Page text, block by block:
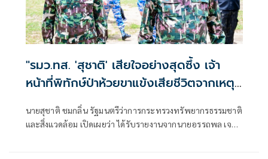
"รมว.ทส. 'สุชาติ' เสียใจอย่างสุดซึ้ง เจ้า
หน้าที่พิทักษ์ป่าห้วยขาแข้งเสียชีวิตจากเหตุ
ถูกสัตว์ป่าทำร้าย สั่งดูแลครอบครัวเต็มที่
พร้อมยกระดับมาตรการความปลอดภัยเจ้า
นายสุชาติ ชมกลิ่น รัฐมนตรีว่าการกระทรวงทรัพยากรธรรมชาติ
และสิ่งแวดล้อม เปิดเผยว่า ได้รับรายงานจากนายอรรถพล เจริญ